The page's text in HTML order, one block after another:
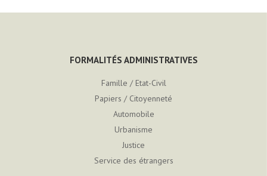
FORMALITÉS ADMINISTRATIVES
Famille / Etat-Civil
Papiers / Citoyenneté
Automobile
Urbanisme
Justice
Service des étrangers